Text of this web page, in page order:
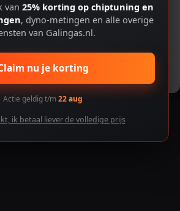
nadelig beïnvloeden.
Accepteren
bekijken
van 25% korting op chiptuning en
, dyno-metingen en alle overige
van Galingas.nl.
nu je korting
Actie geldig t/m22 aug
ik betaal liever de volledige prijs